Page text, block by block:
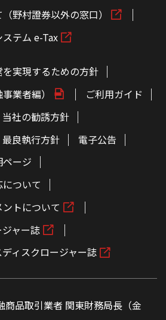
野村證券以外の窓口）
テム e-Tax
実現するための方針
業者編）
ご利用ガイド
当社の勧誘方針
最良執行方針
電子公告
ージ
ついて
トについて
ャー誌
ィスクロージャー誌
商品取引業者 関東財務局長（金